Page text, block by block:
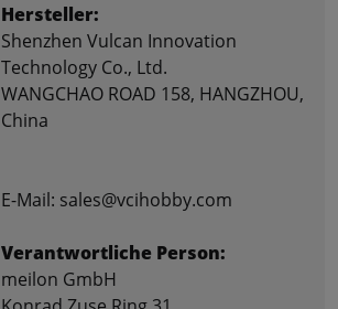
Hersteller:
Shenzhen Vulcan Innovation
Technology Co., Ltd.
WANGCHAO ROAD 158, HANGZHOU,
China
E-Mail: sales@vcihobby.com
Verantwortliche Person:
meilon GmbH